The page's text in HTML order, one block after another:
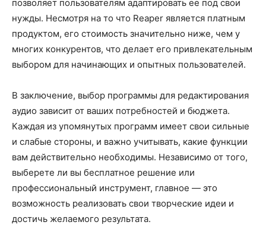
позволяет пользователям адаптировать ее под свои
нужды. Несмотря на то что Reaper является платным
продуктом, его стоимость значительно ниже, чем у
многих конкурентов, что делает его привлекательным
выбором для начинающих и опытных пользователей.
В заключение, выбор программы для редактирования
аудио зависит от ваших потребностей и бюджета.
Каждая из упомянутых программ имеет свои сильные
и слабые стороны, и важно учитывать, какие функции
вам действительно необходимы. Независимо от того,
выберете ли вы бесплатное решение или
профессиональный инструмент, главное — это
возможность реализовать свои творческие идеи и
достичь желаемого результата.